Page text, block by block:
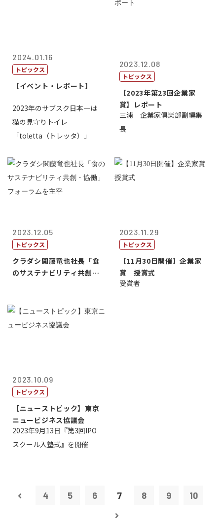
2024.01.16
トピックス
【イベント・レポート】
2023年のサブスク日本一は
猫の見守りトイレ
「toletta（トレッタ）」
2023.12.08
トピックス
【2023年第23回企業家
賞】レポート
三浦 企業家倶楽部副編集
長
2023.12.05
トピックス
クラダシ関藤竜也社長「食
のサステナビリティ共創・
2023.11.29
トピックス
【11月30日開催】企業家
賞 授賞式
受賞者
2023.10.09
トピックス
【ニューストピック】東京
ニュービジネス協議会
2023年9月13日『第3回IPO
スクール入塾式』を開催
4 5 6 7 8 9 10